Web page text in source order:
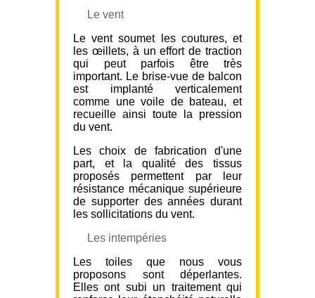
Le vent
Le vent soumet les coutures, et
les œillets, à un effort de traction
qui peut parfois être très
important. Le brise-vue de balcon
est implanté verticalement
comme une voile de bateau, et
recueille ainsi toute la pression
du vent.
Les choix de fabrication d'une
part, et la qualité des tissus
proposés permettent par leur
résistance mécanique supérieure
de supporter des années durant
les sollicitations du vent.
Les intempéries
Les toiles que nous vous
proposons sont déperlantes.
Elles ont subi un traitement qui